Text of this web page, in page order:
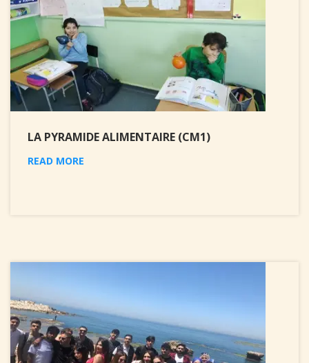
LA PYRAMIDE ALIMENTAIRE (CM1)
READ MORE